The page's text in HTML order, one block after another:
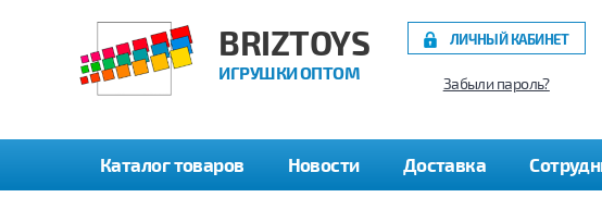
BRIZTOYS
ИГРУШКИ ОПТОМ
ЛИЧНЫЙ КАБИНЕТ
Забыли пароль?
Каталог товаров Новости Доставка